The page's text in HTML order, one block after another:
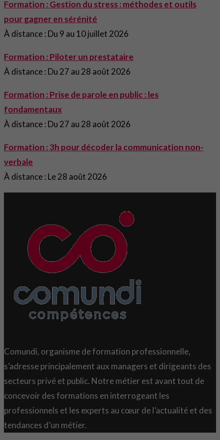
Formation : Gestion du stress : méthodes et outils
pour gagner en sérénité
À distance : Du 9 au 10 juillet 2026
Formation : Piloter un prestataire
À distance : Du 27 au 28 août 2026
Formation : Prise de parole en public : les
fondamentaux
À distance : Du 27 au 28 août 2026
Formation : 3h pour décoder la communication non-
verbale
À distance : Le 28 août 2026
Comundi, organisme de formation professionnelle,
s’adresse principalement aux managers et dirigeants des
secteurs privé et public. Notre métier est avant tout de
concevoir des formations en interrogeant les
professionnels et les experts au cœur de l’actualité et des
tendances d’un métier.